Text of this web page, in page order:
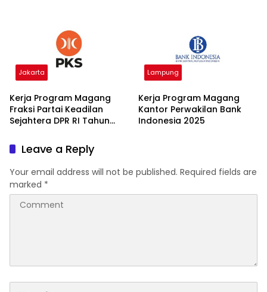
Jakarta
Kerja Program Magang
Fraksi Partai Keadilan
Sejahtera DPR RI Tahun
Lampung
Kerja Program Magang
Kantor Perwakilan Bank
Indonesia 2025
Leave a Reply
Your email address will not be published. Required fields are
marked *